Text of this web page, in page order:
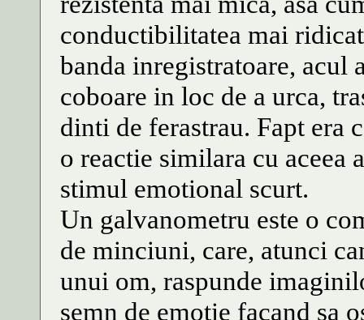
conductibilitatea mai
banda inregistratoare, acul
coboare in loc de a urca,
dinti de ferastrau. Fapt era
o reactie similara cu aceea
stimul emotional scurt.
Un galvanometru este o
de minciuni, care, atunci
unui om, raspunde
semn de emotie facand sa